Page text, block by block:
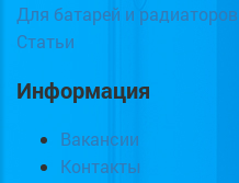
Для батарей и радиаторов
Статьи
Информация
Вакансии
Контакты